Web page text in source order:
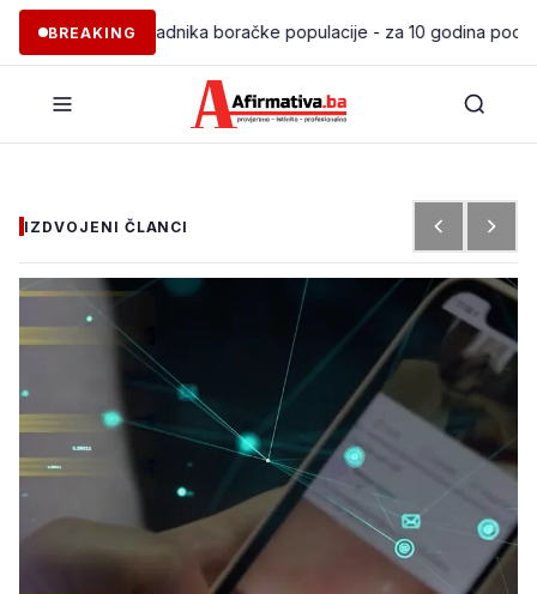
BREAKING
97 pripadnika boračke populacije - za 10 godina podržano
IZDVOJENI ČLANCI